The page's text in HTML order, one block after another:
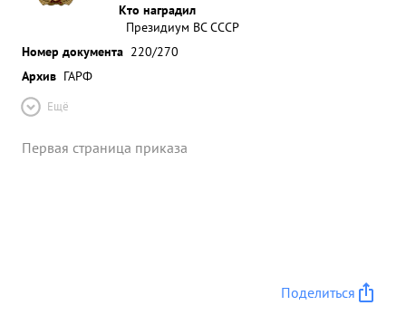
Кто наградил
Президиум ВС СССР
Номер документа 220/270
Архив ГАРФ
Ещё
Первая страница приказа
Поделиться